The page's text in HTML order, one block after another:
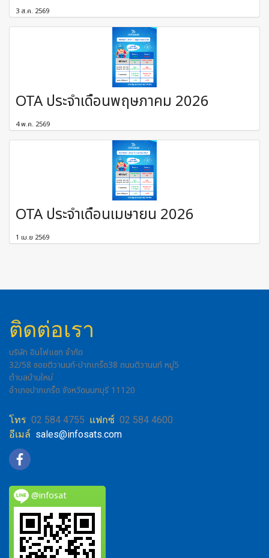
3 ส.ค. 2569
OTA ประจำเดือนพฤษภาคม 2026
4 พ.ค. 2569
OTA ประจำเดือนเมษายน 2026
1 เม.ย 2569
ติดต่อเรา
บริษัท อินโฟแซท จำกัด
32/58 ซอยติวานนท์-ปากเกร็ด38 ถนนติวานนท์ หมู่5
ตำบลบ้านใหม่
อำเภอปากเกร็ด จังหวัดนนทบุรี 11120
โทร 02 584 4755 แฟกซ์ 02 584 4600
อีเมล์ sales@infosats.com
@infosat